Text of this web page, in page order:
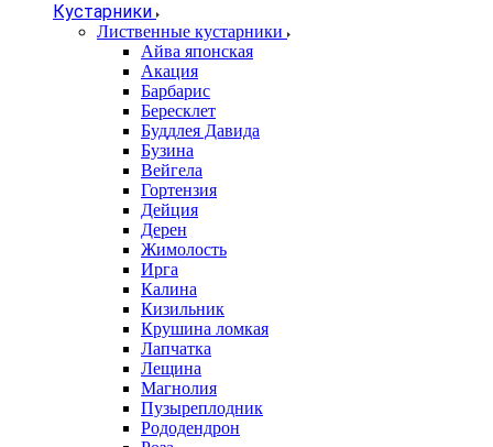
Кустарники
Лиственные кустарники
Айва японская
Акация
Барбарис
Бересклет
Буддлея Давида
Бузина
Вейгела
Гортензия
Дейция
Дерен
Жимолость
Ирга
Калина
Кизильник
Крушина ломкая
Лапчатка
Лещина
Магнолия
Пузыреплодник
Рододендрон